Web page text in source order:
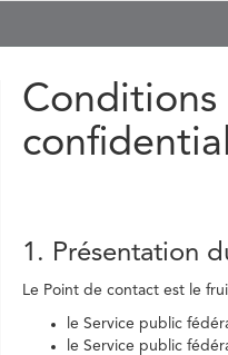
1. Présentation
Le Point de contact est le
le Service public
le Service public